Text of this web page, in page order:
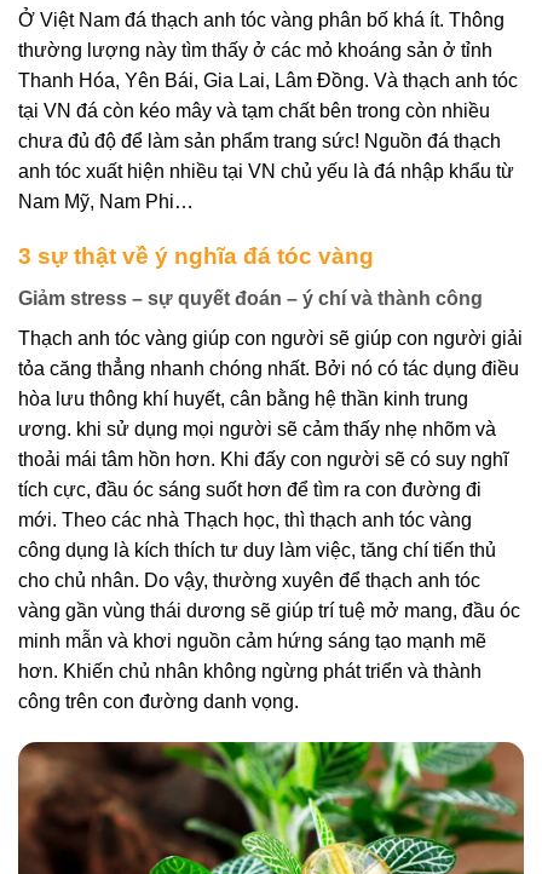
Ở Việt Nam đá thạch anh tóc vàng phân bố khá ít. Thông
thường lượng này tìm thấy ở các mỏ khoáng sản ở tỉnh
Thanh Hóa, Yên Bái, Gia Lai, Lâm Đồng. Và thạch anh tóc
tại VN đá còn kéo mây và tạm chất bên trong còn nhiều
chưa đủ độ để làm sản phẩm trang sức! Nguồn đá thạch
anh tóc xuất hiện nhiều tại VN chủ yếu là đá nhập khẩu từ
Nam Mỹ, Nam Phi…
3 sự thật về ý nghĩa đá tóc vàng
Giảm stress – sự quyết đoán – ý chí và thành công
Thạch anh tóc vàng giúp con người sẽ giúp con người giải
tỏa căng thẳng nhanh chóng nhất. Bởi nó có tác dụng điều
hòa lưu thông khí huyết, cân bằng hệ thần kinh trung
ương. khi sử dụng mọi người sẽ cảm thấy nhẹ nhõm và
thoải mái tâm hồn hơn. Khi đấy con người sẽ có suy nghĩ
tích cực, đầu óc sáng suốt hơn để tìm ra con đường đi
mới. Theo các nhà Thạch học, thì thạch anh tóc vàng
công dụng là kích thích tư duy làm việc, tăng chí tiến thủ
cho chủ nhân. Do vậy, thường xuyên để thạch anh tóc
vàng gần vùng thái dương sẽ giúp trí tuệ mở mang, đầu óc
minh mẫn và khơi nguồn cảm hứng sáng tạo mạnh mẽ
hơn. Khiến chủ nhân không ngừng phát triển và thành
công trên con đường danh vọng.